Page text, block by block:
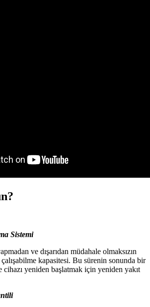
Sistemi
ve dışarıdan müdahale olmaksızın
kapasitesi. Bu sürenin sonunda bir
yeniden başlatmak için yeniden yakıt